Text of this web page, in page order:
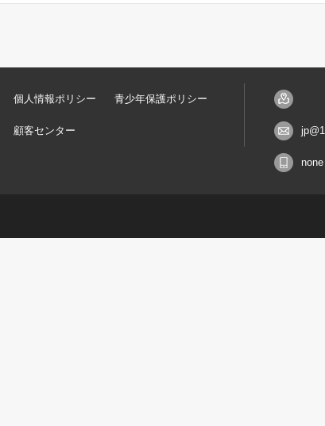
個人情報ポリシー 青少年保護ポリシー
顧客センター
none